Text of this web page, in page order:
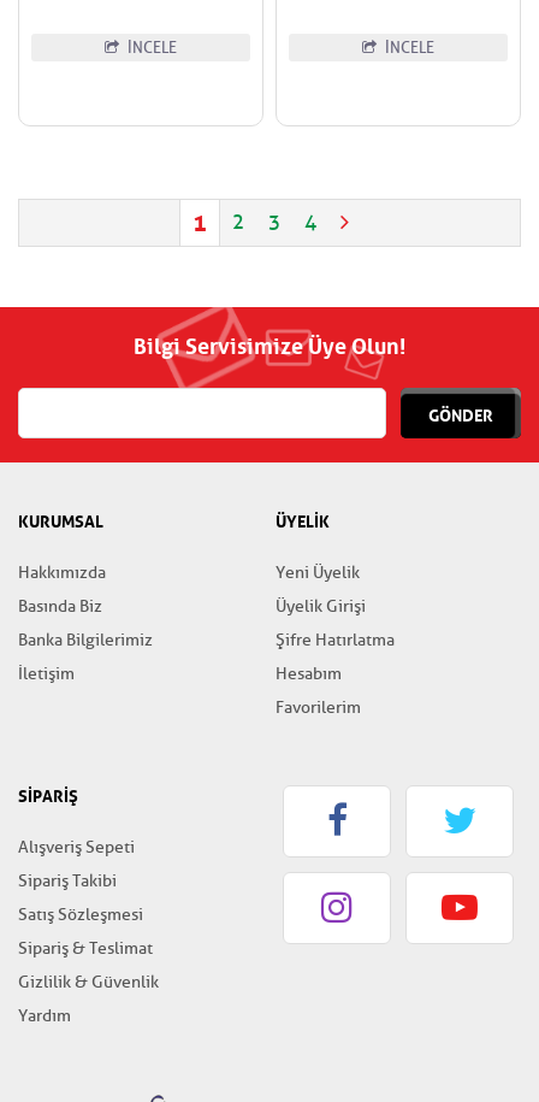
İNCELE İNCELE
1 2 3 4
Bilgi Servisimize Üye Olun!
GÖNDER
KURUMSAL
Hakkımızda
Basında Biz
Banka Bilgilerimiz
İletişim
ÜYELİK
Yeni Üyelik
Üyelik Girişi
Şifre Hatırlatma
Hesabım
Favorilerim
SİPARİŞ
Alışveriş Sepeti
Sipariş Takibi
Satış Sözleşmesi
Sipariş & Teslimat
Gizlilik & Güvenlik
Yardım